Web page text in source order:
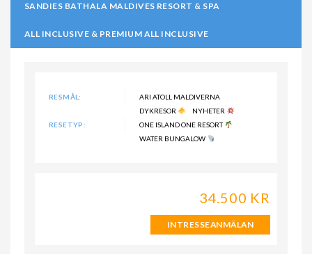
SANDIES BATHALA MALDIVES RESORT & SPA
ALL INCLUSIVE & PREMIUM ALL INCLUSIVE
RESMÅL: ARI ATOLL MALDIVERNA
RESETYP:
DYKRESOR
NYHETER
ONE ISLAND ONE RESORT
WATER BUNGALOW
34.500 KR
INTRESSEANMÄLAN